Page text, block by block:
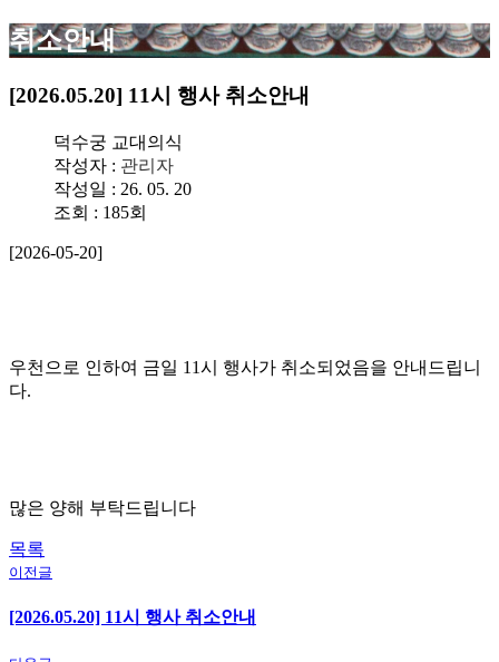
취소안내
[2026.05.20] 11시 행사 취소안내
덕수궁 교대의식
작성자 : 관리자
작성일 : 26. 05. 20
조회 : 185회
[2026-05-20]
우천으로 인하여 금일 11시 행사가 취소되었음을 안내드립니
다.
많은 양해 부탁드립니다
목록
이전글
[2026.05.20] 11시 행사 취소안내